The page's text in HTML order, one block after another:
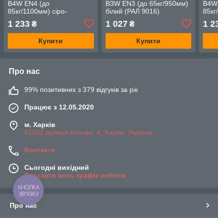
B4W EN4 (до
85кг/1100мм) сіро-
1 233 ₴
Купити
B3W EN3 (до 65кг/950мм)
білий (РАЛ 9016)
1 027₴
Купити
1
Про нас
99% позитивних з 379 відгуків за рік
Працює з 12.05.2020
м. Харків
61052,вулиця Конєва, 4, Харків, Україна
Контакти
Сьогодні вихідний
Показати весь графік роботи
Про нас
КНОПКА
ЗВ'ЯЗКУ